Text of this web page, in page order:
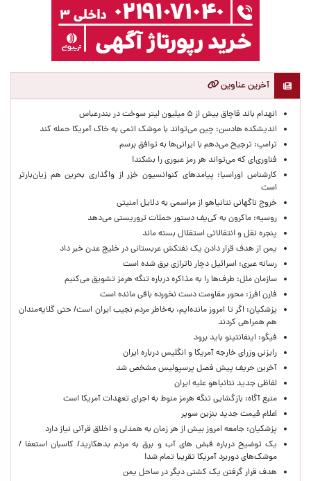
آخرین عناوین
انهدام باند قاچاق بیش از ۵ میلیون لیتر سوخت در بندرعباس
اندیشکده هادسن: چین می‌تواند با موشک اتمی به خاک آمریکا حمله کند
ترامپ: ترجیح می‌دهم با ایرانی‌‌ها به توافق برسم
فناوری‌ای که می‌تواند هر رمز عبوری را بشکند!
کارشناس اوراسیا: پیامدهای کنوانسیون خزر از واگذاری بحرین هم زیان‌بارتر
است
خروج ناگهانی نتانیاهو از مراسمی به دلایل امنیتی
روسیه: ماکرون به کی‌یف دستور حملات تروریستی می‌دهد
پنجره‌ نقل و انتقالاتی استقلال بسته ماند
یمن از هدف قرار دادن یک نفتکش عربستانی در خلیج عدن خبر داد
رسانه عبری: اسرائیل دچار ناترازی برق شده است
سازمان ملل: طرف‌ها را به مذاکره درباره تنگه هرمز تشویق می‌کنیم
فارن افرز: محور مقاومت دست نخورده باقی مانده است
پزشکیان: اگر تا امروز مانده‌ایم، به‌خاطر مردم نجیب ایران است/ حتی گلایه‌مندان
هم همراهی کردند
فیگو: اینفانتینو باید برود
رایزنی وزرای خارجه آمریکا و انگلیس درباره ایران
آخرین حریف پیش فصل پرسپولیس مشخص شد
لفاظی جدید نتانیاهو علیه ایران
منبع آگاه: بازگشایی تنگه هرمز منوط به اجرای تعهدات آمریکا است
اعلام قیمت جدید بنزین سوپر
پزشکیان: جامعه امروز بیش از هر زمان به همدلی و اخلاق قرآنی نیاز دارد
یک توضیح درباره قبض های آب و برق به مردم بدهکارید/ کاسبان استعفا /
موشک‌های دوربرد آمریکا تقریبا تمام شد!
هدف قرار گرفتن یک کشتی دیگر در ساحل یمن